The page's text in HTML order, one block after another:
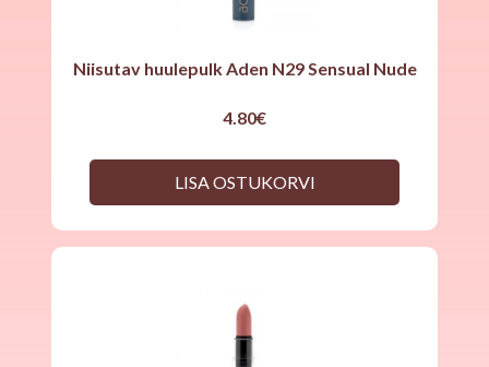
Niisutav huulepulk Aden N29 Sensual Nude
4.80€
LISA OSTUKORVI